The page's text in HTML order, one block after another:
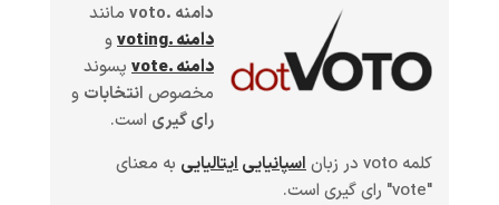
دامنه .voto
مانند
دامنه .voting
و
دامنه .vote
پسوند
مخصوص انتخابات و
رای گیری است.
کلمه voto در زبان
اسپانیاییایتالیایی به معنای
"vote" رای گیری است.